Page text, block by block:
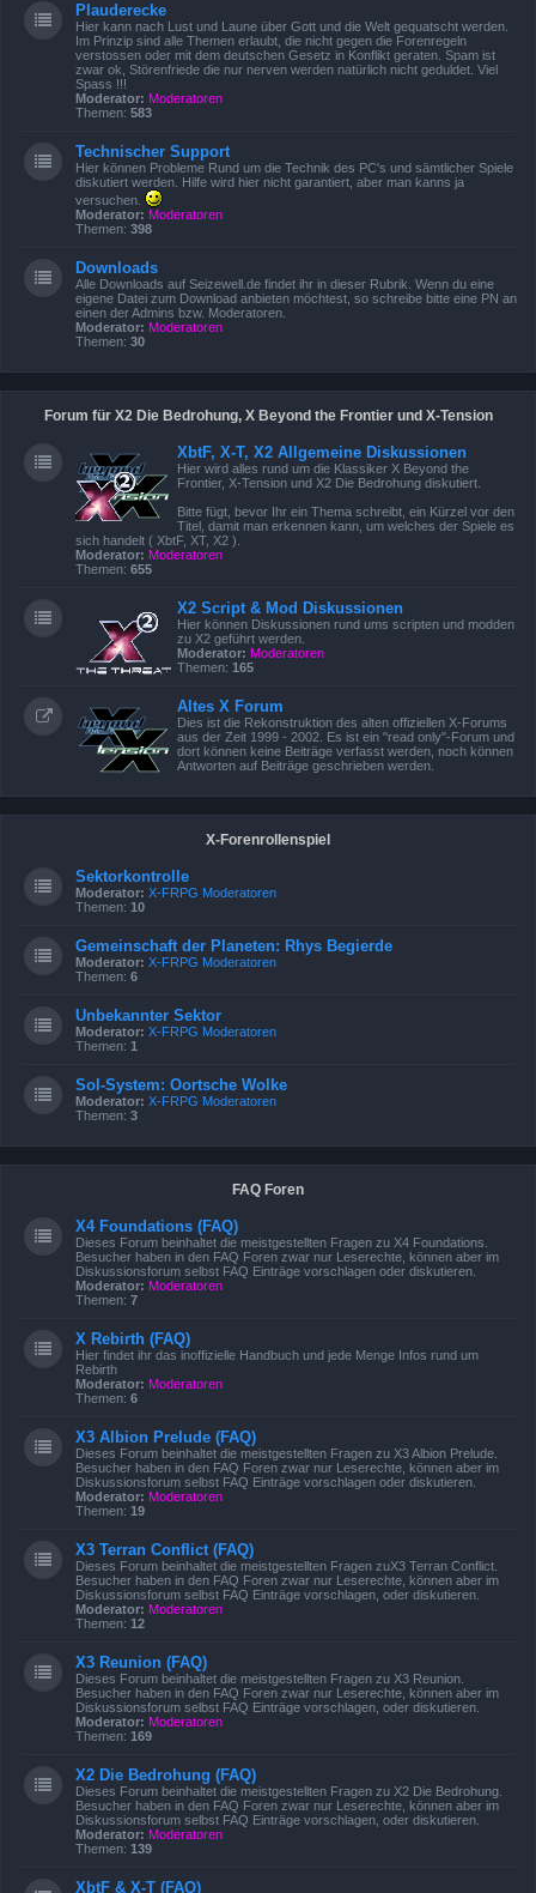
Plauderecke
Hier kann nach Lust und Laune über Gott und die Welt gequatscht werden.
Im Prinzip sind alle Themen erlaubt, die nicht gegen die Forenregeln
verstossen oder mit dem deutschen Gesetz in Konflikt geraten. Spam ist
zwar ok, Störenfriede die nur nerven werden natürlich nicht geduldet. Viel
Spass !!!
Moderator: Moderatoren
Themen: 583
Technischer Support
Hier können Probleme Rund um die Technik des PC's und sämtlicher Spiele
diskutiert werden. Hilfe wird hier nicht garantiert, aber man kanns ja
versuchen.
Moderator: Moderatoren
Themen: 398
Downloads
Alle Downloads auf Seizewell.de findet ihr in dieser Rubrik. Wenn du eine
eigene Datei zum Download anbieten möchtest, so schreibe bitte eine PN an
einen der Admins bzw. Moderatoren.
Moderator: Moderatoren
Themen: 30
Forum für X2 Die Bedrohung, X Beyond the Frontier und X-Tension
XbtF, X-T, X2 Allgemeine Diskussionen
Hier wird alles rund um die Klassiker X Beyond the
Frontier, X-Tension und X2 Die Bedrohung diskutiert.
Bitte fügt, bevor Ihr ein Thema schreibt, ein Kürzel vor den
Titel, damit man erkennen kann, um welches der Spiele es
sich handelt ( XbtF, XT, X2 ).
Moderator: Moderatoren
Themen: 655
X2 Script & Mod Diskussionen
Hier können Diskussionen rund ums scripten und modden
zu X2 geführt werden.
Moderator: Moderatoren
Themen: 165
Altes X Forum
Dies ist die Rekonstruktion des alten offiziellen X-Forums
aus der Zeit 1999 - 2002. Es ist ein "read only"-Forum und
dort können keine Beiträge verfasst werden, noch können
Antworten auf Beiträge geschrieben werden.
X-Forenrollenspiel
Sektorkontrolle
Moderator: X-FRPG Moderatoren
Themen: 10
Gemeinschaft der Planeten: Rhys Begierde
Moderator: X-FRPG Moderatoren
Themen: 6
Unbekannter Sektor
Moderator: X-FRPG Moderatoren
Themen: 1
Sol-System: Oortsche Wolke
Moderator: X-FRPG Moderatoren
Themen: 3
FAQ Foren
X4 Foundations (FAQ)
Dieses Forum beinhaltet die meistgestellten Fragen zu X4 Foundations.
Besucher haben in den FAQ Foren zwar nur Leserechte, können aber im
Diskussionsforum selbst FAQ Einträge vorschlagen oder diskutieren.
Moderator: Moderatoren
Themen: 7
X Rebirth (FAQ)
Hier findet ihr das inoffizielle Handbuch und jede Menge Infos rund um
Rebirth
Moderator: Moderatoren
Themen: 6
X3 Albion Prelude (FAQ)
Dieses Forum beinhaltet die meistgestellten Fragen zu X3 Albion Prelude.
Besucher haben in den FAQ Foren zwar nur Leserechte, können aber im
Diskussionsforum selbst FAQ Einträge vorschlagen oder diskutieren.
Moderator: Moderatoren
Themen: 19
X3 Terran Conflict (FAQ)
Dieses Forum beinhaltet die meistgestellten Fragen zuX3 Terran Conflict.
Besucher haben in den FAQ Foren zwar nur Leserechte, können aber im
Diskussionsforum selbst FAQ Einträge vorschlagen, oder diskutieren.
Moderator: Moderatoren
Themen: 12
X3 Reunion (FAQ)
Dieses Forum beinhaltet die meistgestellten Fragen zu X3 Reunion.
Besucher haben in den FAQ Foren zwar nur Leserechte, können aber im
Diskussionsforum selbst FAQ Einträge vorschlagen, oder diskutieren.
Moderator: Moderatoren
Themen: 169
X2 Die Bedrohung (FAQ)
Dieses Forum beinhaltet die meistgestellten Fragen zu X2 Die Bedrohung.
Besucher haben in den FAQ Foren zwar nur Leserechte, können aber im
Diskussionsforum selbst FAQ Einträge vorschlagen, oder diskutieren.
Moderator: Moderatoren
Themen: 139
XbtF & X-T (FAQ)